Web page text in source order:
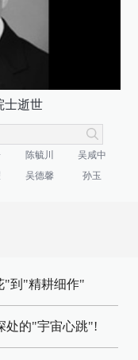
士逝世
陈毓川
吴咸中
吴德馨 孙玉
"到"精耕细作"
处的"宇宙心跳"!